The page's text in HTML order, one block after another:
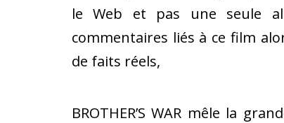
le Web et pas une seule
commentaires liés à ce film
de faits réels,
BROTHER’S WAR mêle la